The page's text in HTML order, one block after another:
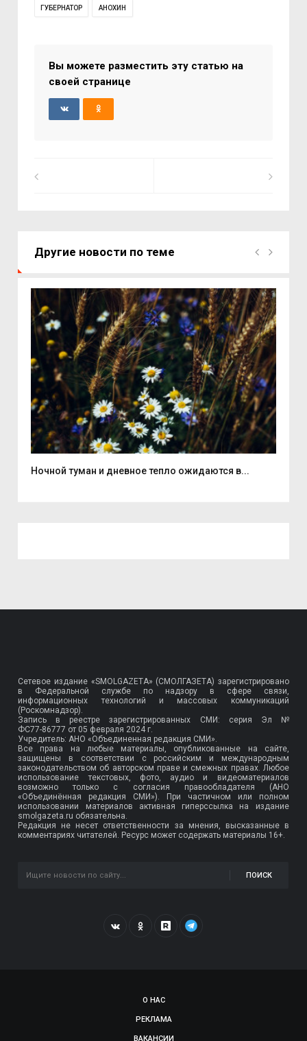
ГУБЕРНАТОР АНОХИН
Вы можете разместить эту статью на
своей странице
Другие новости по теме
Ночной туман и дневное тепло ожидаются в...
Сетевое издание «SMOLGAZETA» (СМОЛГАЗЕТА) зарегистрировано
в Федеральной службе по надзору в сфере связи,
информационных технологий и массовых коммуникаций
(Роскомнадзор).
Запись в реестре зарегистрированных СМИ: серия Эл №
ФС77-86777 от 05 февраля 2024 г.
Учредитель: АНО «Объединенная редакция СМИ».
Все права на любые материалы, опубликованные на сайте,
защищены в соответствии с российским и международным
законодательством об авторском праве и смежных правах. Любое
использование текстовых, фото, аудио и видеоматериалов
возможно только с согласия правообладателя (АНО
«Объединённая редакция СМИ»). При частичном или полном
использовании материалов активная гиперссылка на издание
smolgazeta.ru обязательна.
Редакция не несет ответственности за мнения, высказанные в
комментариях читателей. Ресурс может содержать материалы 16+.
ПОИСК
О НАС
РЕКЛАМА
ВАКАНСИИ